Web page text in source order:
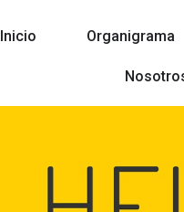
Inicio Organigrama